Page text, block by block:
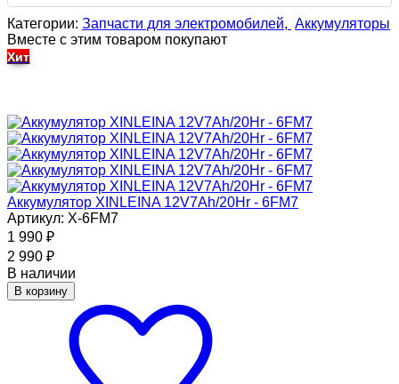
Категории: Запчасти для электромобилей, Аккумуляторы
Вместе с этим товаром покупают
Хит
Аккумулятор XINLEINA 12V7Ah/20Hr - 6FM7
Артикул: X-6FM7
1 990 ₽
2 990 ₽
В наличии
В корзину